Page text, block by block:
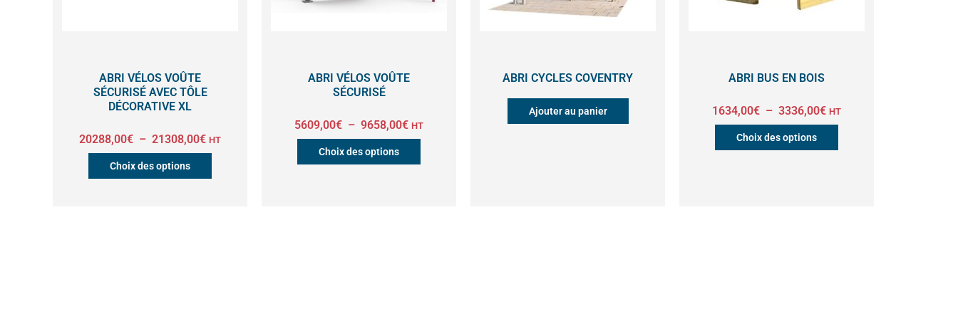
ABRI VÉLOS VOÛTE
SÉCURISÉ AVEC TÔLE
DÉCORATIVE XL
20288,00€ – 21308,00€ HT
Choix des options
la
page
ABRI VÉLOS VOÛTE
SÉCURISÉ
5609,00€ – 9658,00€ HT
Choix des options
sur
ABRI CYCLES COVENTRY
Ajouter au panier
ABRI BUS EN BOIS
1634,00€ – 3336,00€ HT
Choix des options
sur
la